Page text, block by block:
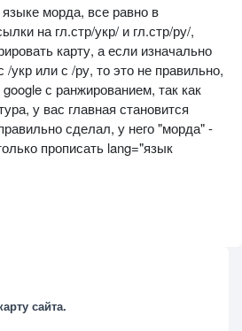
морда, все равно в
на гл.стр/укр/ и гл.стр/ру/,
карту, а если изначально
укр или с /ру, то это не правильно,
с ранжированием, так как
у вас главная становится
сделал, у него "морда" -
прописать lang="язык
сайта.